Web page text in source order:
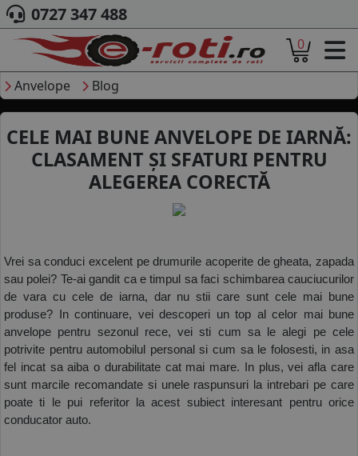
ACASA
ANVELOPE
CAMION
MOTO
MARCA
BLOG
B2B -
CONT
CONTACT
COS (0
0727 347 488
0
Anvelope Blog
CELE MAI BUNE ANVELOPE DE IARNĂ:
CLASAMENT ȘI SFATURI PENTRU
ALEGEREA CORECTĂ
Vrei sa conduci excelent pe drumurile acoperite de gheata, zapada
sau polei? Te-ai gandit ca e timpul sa faci schimbarea cauciucurilor
de vara cu cele de iarna, dar nu stii care sunt cele mai bune
produse? In continuare, vei descoperi un top al celor mai bune
anvelope pentru sezonul rece, vei sti cum sa le alegi pe cele
potrivite pentru automobilul personal si cum sa le folosesti, in asa
fel incat sa aiba o durabilitate cat mai mare. In plus, vei afla care
sunt marcile recomandate si unele raspunsuri la intrebari pe care
poate ti le pui referitor la acest subiect interesant pentru orice
conducator auto.